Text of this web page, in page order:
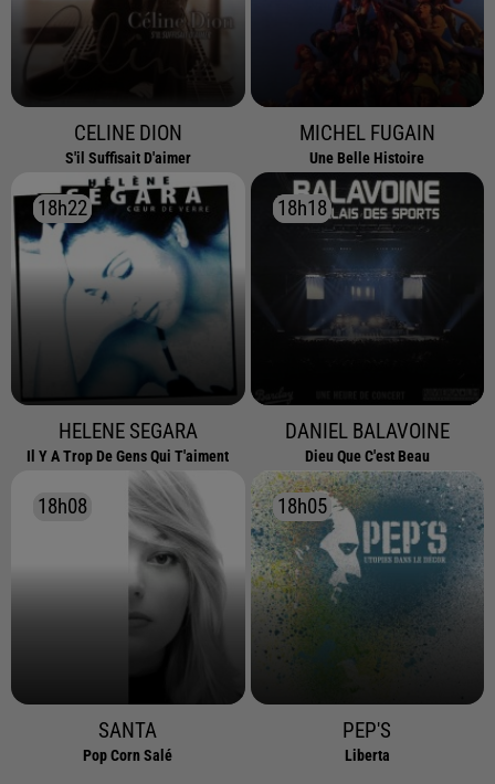
CELINE DION
S'il Suffisait D'aimer
MICHEL FUGAIN
Une Belle Histoire
18h22
18h22
HELENE SEGARA
Il Y A Trop De Gens Qui T'aiment
18h18
18h18
DANIEL BALAVOINE
Dieu Que C'est Beau
18h08
18h08
SANTA
Pop Corn Salé
18h05
18h05
PEP'S
Liberta